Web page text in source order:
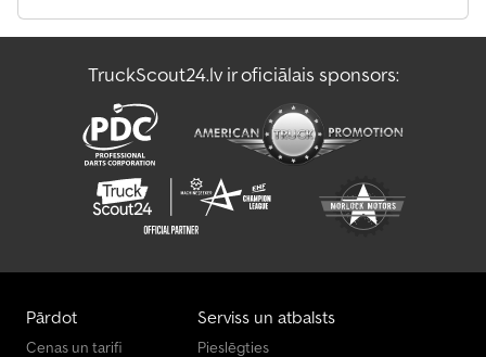
TruckScout24.lv ir oficiālais sponsors:
Pārdot
Cenas un tarifi
Serviss un atbalsts
Pieslēgties